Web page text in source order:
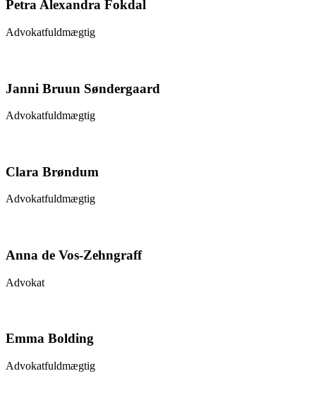
Petra Alexandra Fokdal
Advokatfuldmægtig
Janni Bruun Søndergaard
Advokatfuldmægtig
Clara Brøndum
Advokatfuldmægtig
Anna de Vos-Zehngraff
Advokat
Emma Bolding
Advokatfuldmægtig